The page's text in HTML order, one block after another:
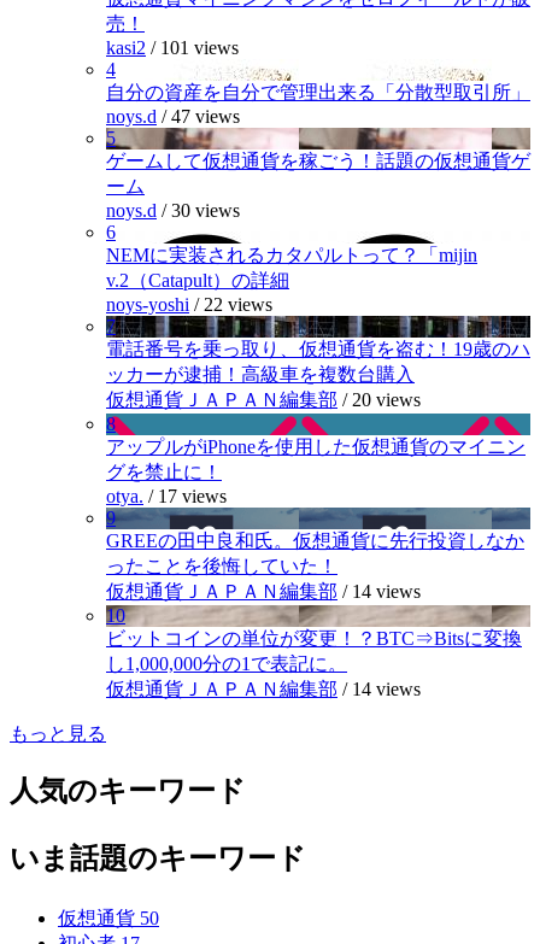
売！
kasi2 / 101 views
4
自分の資産を自分で管理出来る「分散型取引所」
noys.d /47 views
5
ゲームして仮想通貨を稼ごう！話題の仮想通貨ゲ
ーム
noys.d /30 views
6
NEMに実装されるカタパルトって？「mijin
v.2（Catapult）の詳細
noys-yoshi / 22 views
7
電話番号を乗っ取り、仮想通貨を盗む！19歳のハ
ッカーが逮捕！高級車を複数台購入
仮想通貨ＪＡＰＡＮ編集部 / 20 views
8
アップルがiPhoneを使用した仮想通貨のマイニン
グを禁止に！
otya. / 17 views
9
GREEの田中良和氏。仮想通貨に先行投資しなか
ったことを後悔していた！
仮想通貨ＪＡＰＡＮ編集部 / 14 views
10
ビットコインの単位が変更！？BTC⇒Bitsに変換
し1,000,000分の1で表記に。
仮想通貨ＪＡＰＡＮ編集部 / 14 views
もっと見る
人気のキーワード
いま話題のキーワード
仮想通貨 50